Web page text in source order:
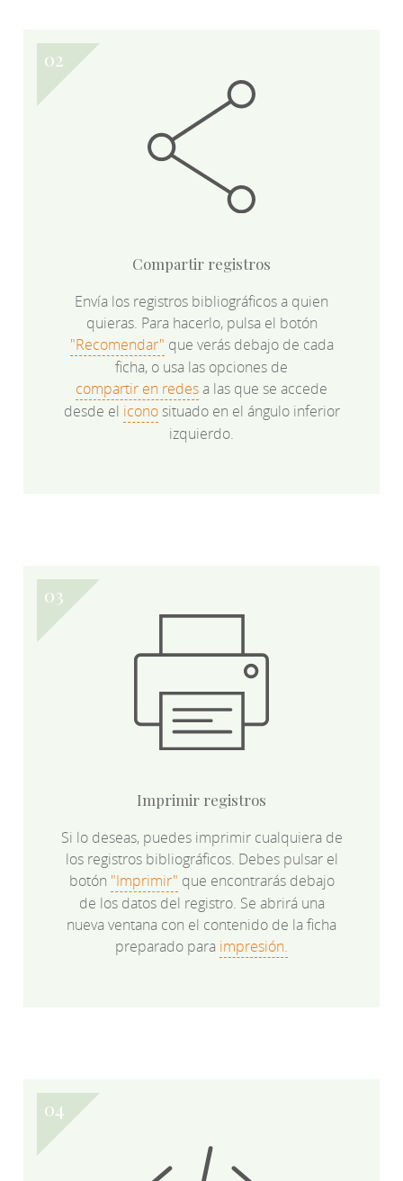
Compartir registros
Envía los registros bibliográficos a quien
quieras. Para hacerlo, pulsa el botón
"Recomendar" que verás debajo de cada
ficha, o usa las opciones de
compartir en redesa las que se accede
desde el iconosituado en el ángulo inferior
izquierdo.
Imprimir registros
Si lo deseas, puedes imprimir cualquiera de
los registros bibliográficos. Debes pulsar el
botón "Imprimir" que encontrarás debajo
de los datos del registro. Se abrirá una
nueva ventana con el contenido de la ficha
preparado para impresión.